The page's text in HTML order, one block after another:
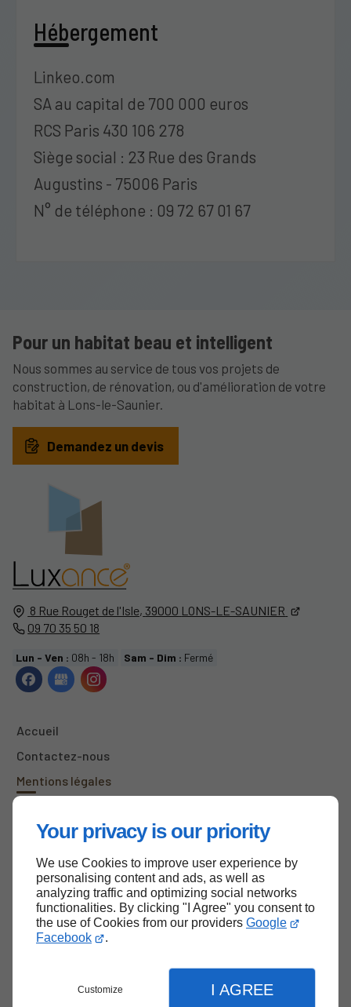
Your privacy is our priority
We use Cookies to improve user experience by
personalising content and ads, as well as
analyzing traffic and optimizing social networks
functionalities. By clicking "I Agree" you consent to
the use of Cookies from our providers Google
Facebook
.
Customize I AGREE
Hébergement
Linkeo.com
SA au capital de 700 000 euros
RCS Paris 430 106 278
Siège social : 23 Rue des Grands
Augustins - 75006 Paris
N° de téléphone : 09 72 67 01 67
8 Rue Rouget de l'Isle, 39000 LONS-LE-SAUNIER
09 70 35 50 18
Lun - Ven : 08h - 18h Sam - Dim : Fermé
Accueil
Contactez-nous
Mentions légales
Pour un habitat beau et intelligent
Nous sommes au service de tous vos projets de
construction, de rénovation, ou d'amélioration de votre
habitat à Lons-le-Saunier.
Demandez un devis
Haut de page